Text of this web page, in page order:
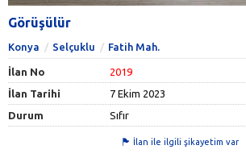
Görüşülür
Konya Selçuklu Fatih Mah.
İlan No
2019
İlan Tarihi
7 Ekim 2023
Durum
Sıfır
İlan ile ilgili şikayetim var